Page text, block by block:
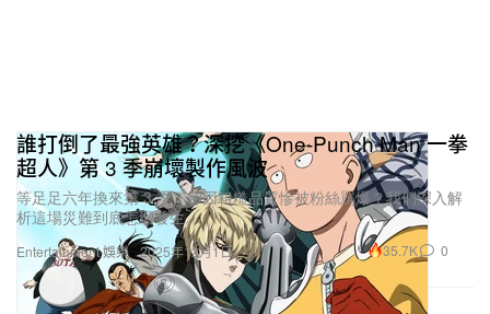
Entertainment 娛樂
誰打倒了最強英雄？深挖《One-Punch Man 一拳
超人》第 3 季崩壞製作風波
等足足六年換來第 3 季，卻因粗糙品質慘被粉絲罵爆？我們深入解
析這場災難到底怎麼發生。
2025年12月1日 35.7K 0